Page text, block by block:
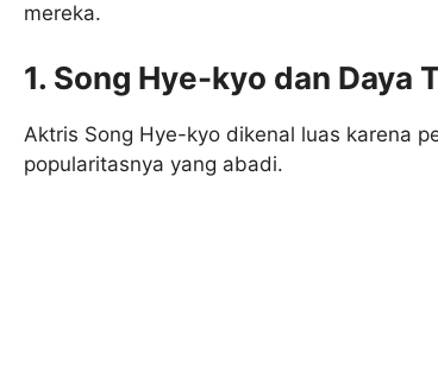
mereka.
1. Song Hye-kyo dan Daya
Aktris Song Hye-kyo dikenal luas karena
popularitasnya yang abadi.